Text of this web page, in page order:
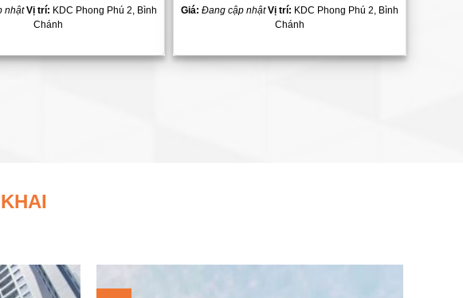
nhật Vị trí: KDC Phong Phú 2, Bình
Chánh
Giá: Đang cập nhật Vị trí: KDC Phong Phú 2, Bình
Chánh